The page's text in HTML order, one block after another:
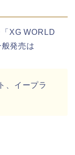
XG WORLD
発売は
、イープラ